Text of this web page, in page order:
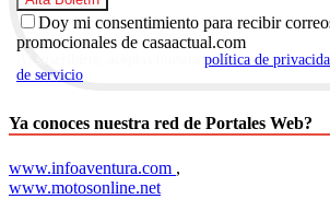
Doy mi consentimiento para recibir
promocionales de casaactual.com
política de
de servicio
Ya conoces nuestra red de Portales Web?
www.infoaventura.com ,
www.motosonline.net